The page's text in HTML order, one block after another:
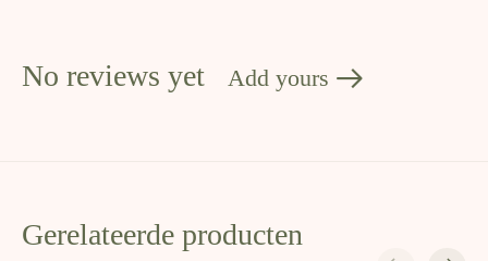
No reviews yet Add yours
Gerelateerde producten